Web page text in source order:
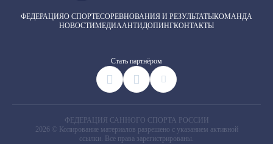
ФЕДЕРАЦИЯО СПОРТЕСОРЕВНОВАНИЯ И РЕЗУЛЬТАТЫКОМАНДА
НОВОСТИМЕДИААНТИДОПИНГКОНТАКТЫ
Cтать партнёром
ФЕДЕРАЦИЯ САННОГО СПОРТА РОССИИ
2026 © Копирование материалов разрешено с указанием активной
ссылки. Все права зарегистрированы.